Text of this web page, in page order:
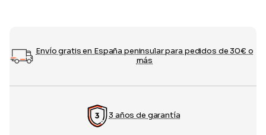
Envío gratis en España peninsular para pedidos de 30€ o
más
3 años de garantía